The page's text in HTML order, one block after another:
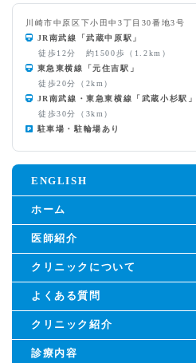
川崎市中原区下小田中3丁目30番地3号
JR南武線「武蔵中原駅」
徒歩12分 約1500歩（1.2km）
東急東横線「元住吉駅」
徒歩20分（2km）
JR南武線・東急東横線「武蔵小杉駅」
徒歩30分（3km）
駐車場・駐輪場あり
ENGLISH
ホーム
医師紹介
クリニックについて
よくある質問
クリニック紹介
診療内容